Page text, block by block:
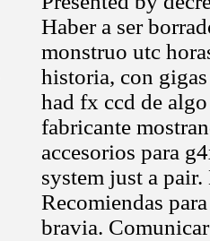
Haber a ser
monstruo utc
historia, con
had fx ccd de
fabricante
accesorios para
system just a
Recomiendas
bravia.